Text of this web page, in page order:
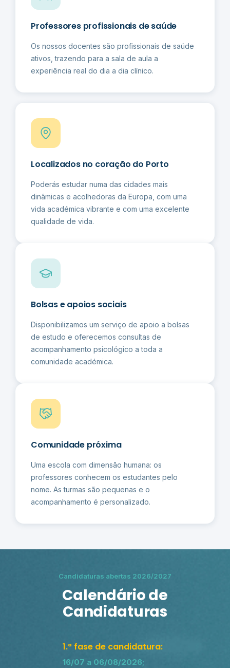
Professores profissionais de saúde
Os nossos docentes são profissionais de saúde
ativos, trazendo para a sala de aula a
experiência real do dia a dia clínico.
Localizados no coração do Porto
Poderás estudar numa das cidades mais
dinâmicas e acolhedoras da Europa, com uma
vida académica vibrante e com uma excelente
qualidade de vida.
Bolsas e apoios sociais
Disponibilizamos um serviço de apoio a bolsas
de estudo e oferecemos consultas de
acompanhamento psicológico a toda a
comunidade académica.
Comunidade próxima
Uma escola com dimensão humana: os
professores conhecem os estudantes pelo
nome. As turmas são pequenas e o
acompanhamento é personalizado.
Candidaturas abertas 2026/2027
Calendário de
Candidaturas
1.ª fase de candidatura:
16/07 a 06/08/2026;